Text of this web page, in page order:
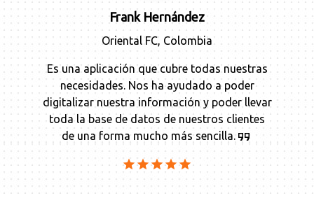
Frank Hernández
Oriental FC, Colombia
Es una aplicación que cubre todas nuestras
necesidades. Nos ha ayudado a poder
digitalizar nuestra información y poder llevar
toda la base de datos de nuestros clientes
de una forma mucho más sencilla.